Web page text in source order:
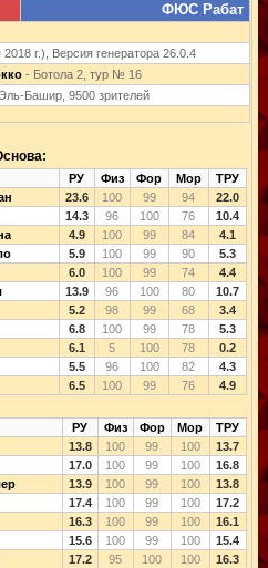
ФЮС Рабат
г.), Версия генератора 26.0.4
- Ботола 2, тур № 16
Башир, 9500 зрителей
РУ Физ Фор Мор
ТРУ
23.6 100 99 94
22.0
14.3 96 100 76
10.4
4.9 100 99 84
4.1
5.9 100 99 90
5.3
6.0 100 99 74
4.4
13.9 96 100 80
10.7
5.2 98 99 68
3.4
6.8 100 99 78
5.3
6.1 5 100 78
0.2
5.5 96 100 82
4.3
6.5 100 99 76 4.9
РУ Физ Фор Мор
ТРУ
13.8 100 99 100
13.7
17.0 100 99 100
16.8
13.9 100 99 100
13.8
17.4 100 99 100
17.2
16.3 100 99 100
16.1
15.6 100 99 100
15.4
17.2 95 100 100
16.3